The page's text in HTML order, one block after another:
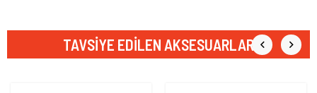
TAVSIYE EDILEN AKSESUARLAR